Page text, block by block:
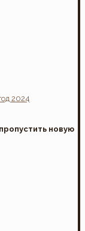
новую